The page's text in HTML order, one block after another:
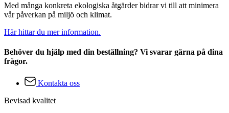
Med många konkreta ekologiska åtgärder bidrar vi till att minimera
vår påverkan på miljö och klimat.
Här hittar du mer information.
Behöver du hjälp med din beställning? Vi svarar gärna på dina
frågor.
Kontakta oss
Bevisad kvalitet